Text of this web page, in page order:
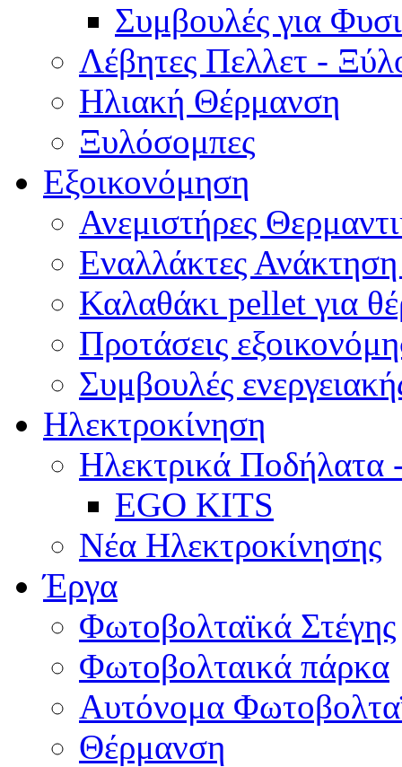
Συμβουλές για
Λέβητες Πελλετ -
Ηλιακή Θέρμανση
Ξυλόσομπες
Εξοικονόμηση
Ανεμιστήρες
Εναλλάκτες
Καλαθάκι pellet για
Προτάσεις
Συμβουλές
Ηλεκτροκίνηση
Ηλεκτρικά Ποδήλατα
EGO KITS
Νέα Ηλεκτροκίνησης
Έργα
Φωτοβολταϊκά Στέγης
Φωτοβολταικά πάρκα
Αυτόνομα
Θέρμανση